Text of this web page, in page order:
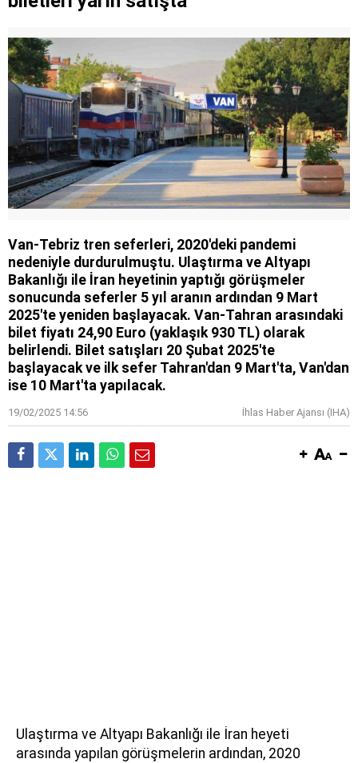
Van-Tebriz tren seferleri, 2020'deki pandemi
nedeniyle durdurulmuştu. Ulaştırma ve Altyapı
Bakanlığı ile İran heyetinin yaptığı görüşmeler
sonucunda seferler 5 yıl aranın ardından 9 Mart
2025'te yeniden başlayacak. Van-Tahran arasındaki
bilet fiyatı 24,90 Euro (yaklaşık 930 TL) olarak
belirlendi. Bilet satışları 20 Şubat 2025'te
başlayacak ve ilk sefer Tahran'dan 9 Mart'ta, Van'dan
ise 10 Mart'ta yapılacak.
19/02/2025 14:56 İhlas Haber Ajansı (IHA)
Ulaştırma ve Altyapı Bakanlığı ile İran heyeti
arasında yapılan görüşmelerin ardından, 2020